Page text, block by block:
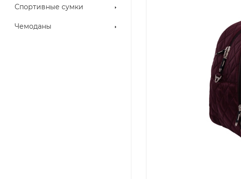
Спортивные сумки
Чемоданы